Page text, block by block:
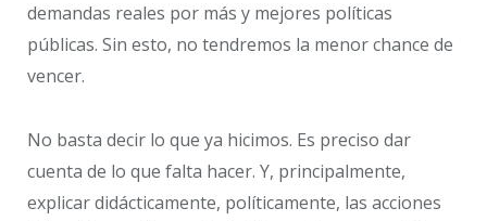
demandas reales por más y mejores políticas
públicas. Sin esto, no tendremos la menor chance de
vencer.
No basta decir lo que ya hicimos. Es preciso dar
cuenta de lo que falta hacer. Y, principalmente,
explicar didácticamente, políticamente, las acciones